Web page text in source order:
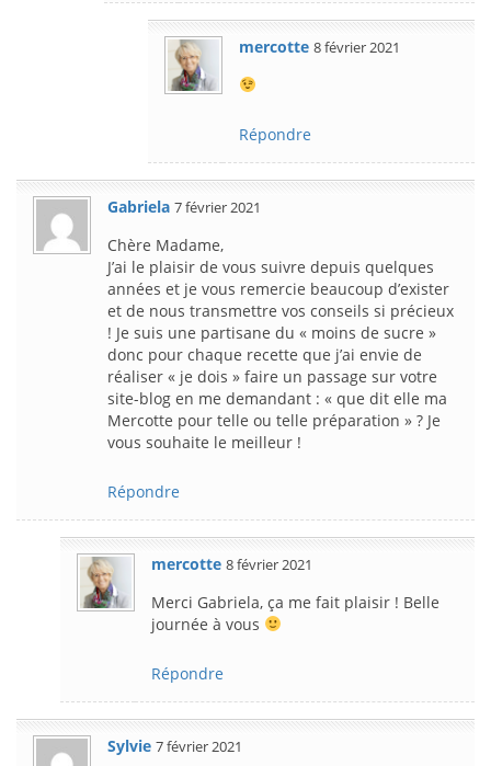
mercotte 8 février 2021
Répondre
Gabriela 7 février 2021
Chère Madame,
J’ai le plaisir de vous suivre depuis quelques
années et je vous remercie beaucoup d’exister
et de nous transmettre vos conseils si précieux
! Je suis une partisane du « moins de sucre »
donc pour chaque recette que j’ai envie de
réaliser « je dois » faire un passage sur votre
site-blog en me demandant : « que dit elle ma
Mercotte pour telle ou telle préparation » ? Je
vous souhaite le meilleur !
Répondre
mercotte 8 février 2021
Merci Gabriela, ça me fait plaisir ! Belle
journée à vous
Répondre
Sylvie 7 février 2021